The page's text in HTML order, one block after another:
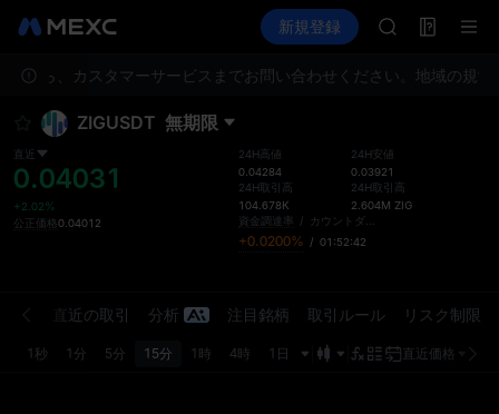
TradFi 情報 イベント
新規登録
AAOI
ロックアップ
AAOI
ロックアップ
ら、カスタマーサービスまでお問い合わせください。 地域の規制
ZIGUSDT 無期限
直近
0.04031
+2.02%
公正価格0.04012
24H高値
0.04284
24H取引高
104.678K
24H安値
0.03921
24H取引高
2.604M ZIG
資金調達率
/
+0.0200% / 01:52:42
直近の取引 分析 注目銘柄 取引ルール リスク制限
1秒 1分 5分 15分 1時 4時 1日 直近価格